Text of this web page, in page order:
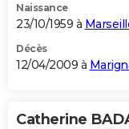
Naissance
23/10/1959 à
Décès
12/04/2009 à
Catherine